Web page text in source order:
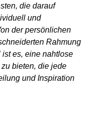
vereinzelt
die dem
und Wärme
ist ein
die
und
auf der
die darauf
und
der persönlichen
Rahmung
es, eine nahtlose
bieten, die jede
und Inspiration